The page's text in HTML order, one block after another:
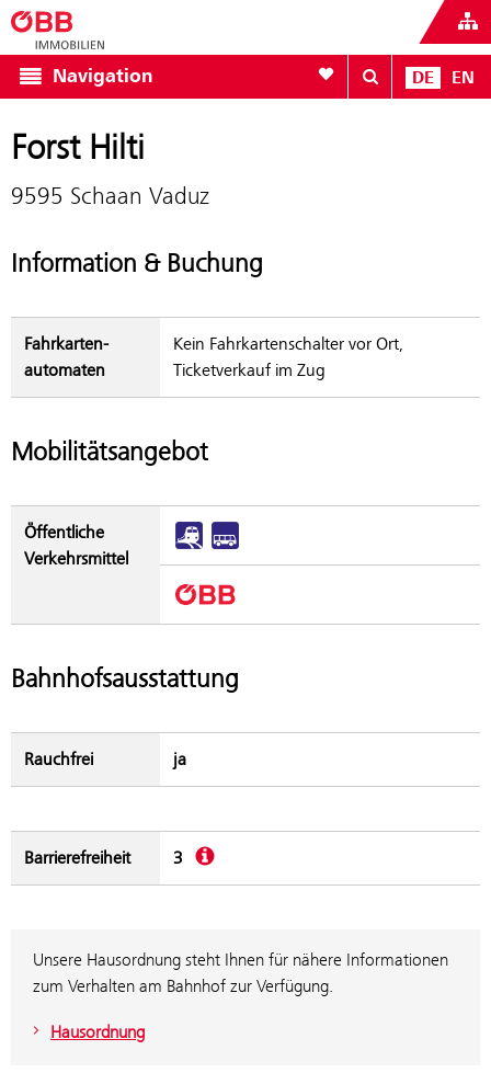
Navigation Zur Favoritenliste
DE EN
Forst Hilti
9595 Schaan Vaduz
Information & Buchung
Fahrkarten­
automaten
Kein Fahrkartenschalter vor Ort,
Ticketverkauf im Zug
Mobilitätsangebot
Öffentliche
Verkehrsmittel
Bahnhofsausstattung
Rauchfrei ja
Barrierefreiheit 3 Beschreibung
Unsere Hausordnung steht Ihnen für nähere Informationen
zum Verhalten am Bahnhof zur Verfügung.
Hausordnung